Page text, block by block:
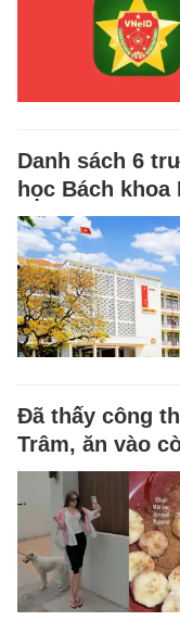
Danh sách 6
học Bách khoa
Đã thấy công
Trâm, ăn vào